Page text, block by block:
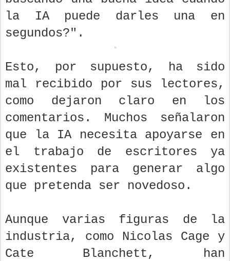
la IA puede darles una en
segundos?".
Esto, por supuesto, ha sido
mal recibido por sus lectores,
como dejaron claro en los
comentarios. Muchos señalaron
que la IA necesita apoyarse en
el trabajo de escritores ya
existentes para generar algo
que pretenda ser novedoso.
Aunque varias figuras de la
industria, como Nicolas Cage y
Cate Blanchett, han